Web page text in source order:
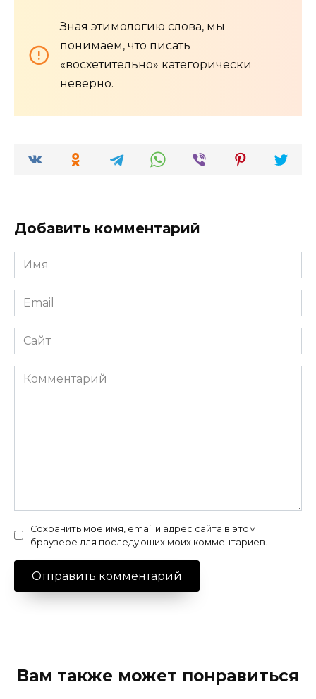
Зная этимологию слова, мы
понимаем, что писать
«восхетительно» категорически
неверно.
Добавить комментарий
Имя
*
Email
*
Сайт
Комментарий
Сохранить моё имя, email и адрес сайта в этом
браузере для последующих моих комментариев.
Вам также может понравиться